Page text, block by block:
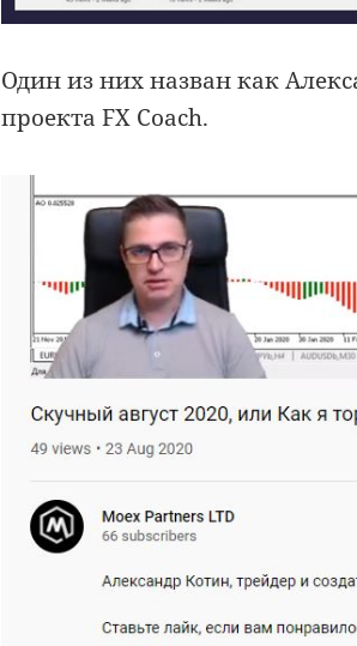
Один из них назван как
проекта FX Coach.